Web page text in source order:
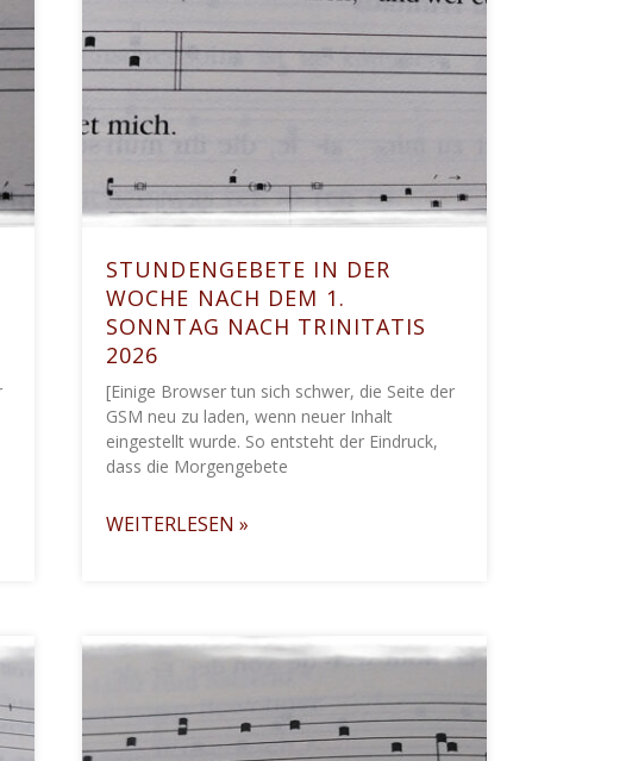
STUNDENGEBETE IN DER
WOCHE NACH DEM 1.
SONNTAG NACH TRINITATIS
2026
[Einige Browser tun sich schwer, die Seite der
GSM neu zu laden, wenn neuer Inhalt
eingestellt wurde. So entsteht der Eindruck,
dass die Morgengebete
WEITERLESEN »